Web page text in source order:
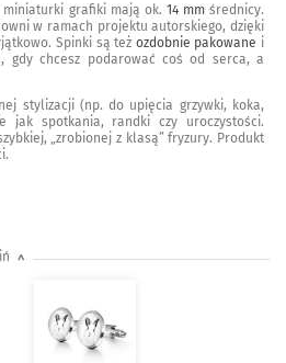
miniaturki grafiki mają ok. 14 mmśrednicy.
w ramach projektu autorskiego, dzięki
Spinki są też ozdobnie pakowane i
gdy chcesz podarować coś od serca, a
stylizacji (np. do upięcia grzywki, koka,
jak spotkania, randki czy uroczystości.
„zrobionej z klasą” fryzury. Produkt
>